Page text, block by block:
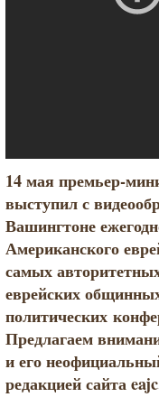
14 мая премьер-
выступил с
Вашингтоне
Американского
самых
еврейских
политических
Предлагаем
и его
редакцией сайта